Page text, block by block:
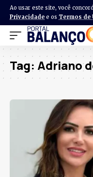
Ao usar este site, você
Privacidade e os Termos de
Tag: Adriano